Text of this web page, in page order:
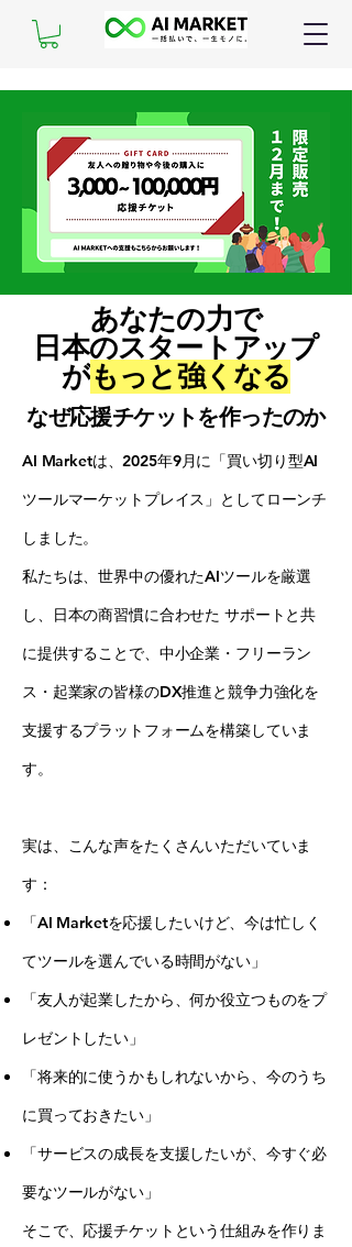
あなたの力で
日本のスタートアップ
がもっと強くなる
なぜ応援チケットを作ったのか
AI Marketは、2025年9月に「買い切り型AI
ツールマーケットプレイス」としてローンチ
しました。
私たちは、世界中の優れたAIツールを厳選
し、日本の商習慣に合わせた サポートと共
に提供することで、中小企業・フリーラン
ス・起業家の皆様のDX推進と競争力強化を
支援するプラットフォームを構築していま
す。
実は、こんな声をたくさんいただいていま
す：
「AI Marketを応援したいけど、今は忙しく
てツールを選んでいる時間がない」
「友人が起業したから、何か役立つものをプ
レゼントしたい」
「将来的に使うかもしれないから、今のうち
に買っておきたい」
「サービスの成長を支援したいが、今すぐ必
要なツールがない」
そこで、応援チケットという仕組みを作りま